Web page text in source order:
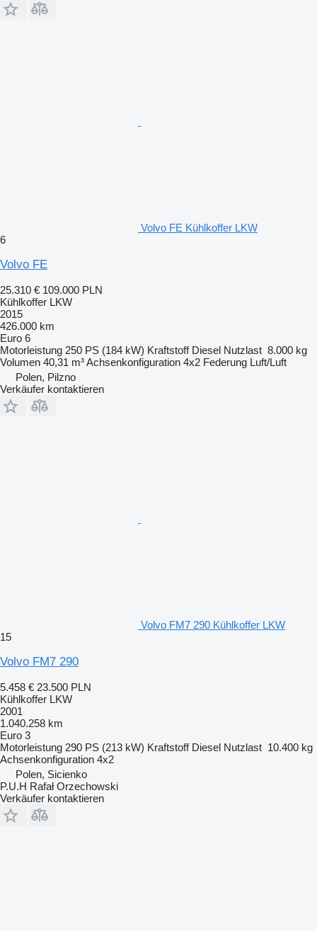
Volvo FE Kühlkoffer LKW
6
Volvo FE
25.310 € 109.000 PLN
Kühlkoffer LKW
2015
426.000 km
Euro 6
Motorleistung 250 PS (184 kW) Kraftstoff Diesel Nutzlast 8.000 kg
Volumen 40,31 m³Achsenkonfiguration 4x2 Federung Luft/Luft
Polen, Pilzno
Verkäufer kontaktieren
Volvo FM7 290 Kühlkoffer LKW
15
Volvo FM7 290
5.458 € 23.500 PLN
Kühlkoffer LKW
2001
1.040.258 km
Euro 3
Motorleistung 290 PS (213 kW) Kraftstoff Diesel Nutzlast 10.400 kg
Achsenkonfiguration 4x2
Polen, Sicienko
P.U.H Rafał Orzechowski
Verkäufer kontaktieren